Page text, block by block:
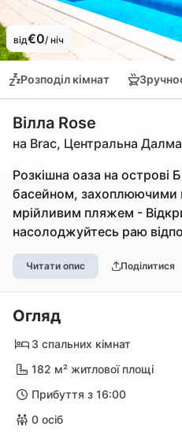
від€0/ ніч
Розподіл кімнат
Вілла Rose
на Brac, Центральна
Розкішна оаза на острові
басейном, захоплюючими
мрійливим пляжем -
насолоджуйтесь раю
Читати опис Поділитися
Огляд
3 спальних кімнат
182 м² житлової площі
Прибуття з 16:00
0 осіб